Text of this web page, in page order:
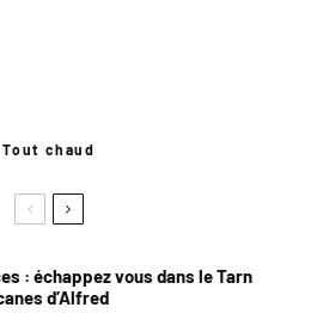
Tout chaud
: échappez vous dans le Tarn
d’Alfred